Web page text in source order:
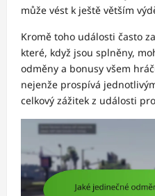
může vést k ještě větším
Kromě toho události často
které, když jsou splněny,
odměny a bonusy všem
nejenže prospívá
celkový zážitek z události